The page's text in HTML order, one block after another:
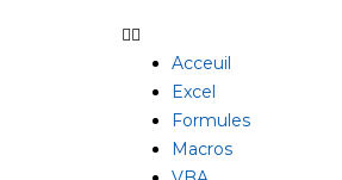
Acceuil
Excel
Formules
Macros